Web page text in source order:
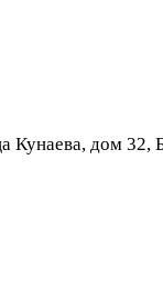
Кунаева, дом